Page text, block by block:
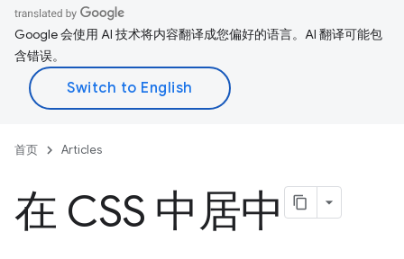
Google 会使用 AI 技术将内容翻译成您偏好的语言。AI 翻译可能包
含错误。
首页 Articles
在 CSS 中居中